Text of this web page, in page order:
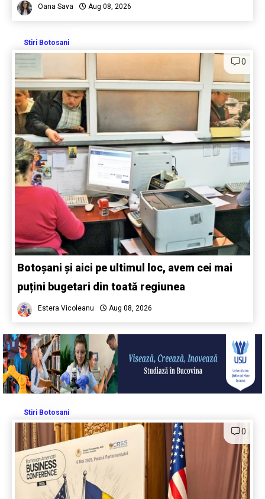
Oana Sava Aug 08, 2026
Stiri Botosani
0
Botoșani și aici pe ultimul loc, avem cei mai
puțini bugetari din toată regiunea
Estera Vicoleanu Aug 08, 2026
Stiri Botosani
0